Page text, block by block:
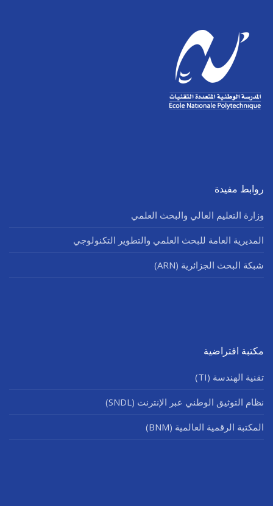
روابط مفيدة
وزارة التعليم العالي والبحث العلمي
المديرية العامة للبحث العلمي والتطوير التكنولوجي
شبكة البحث الجزائرية (ARN)
مكتبة افتراضية
تقنية الهندسة (TI)
نظام التوثيق الوطني عبر الإنترنت (SNDL)
المكتبة الرقمية العالمية (BNM)